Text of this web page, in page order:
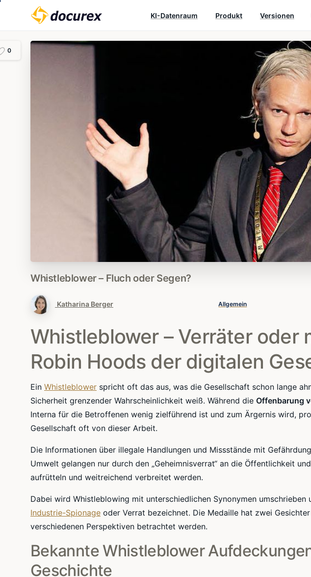
KI-Datenraum Produkt Versionen
Whistleblower– Fluch oder Segen?
Katharina Berger Allgemein
Whistleblower – Verräter oder
Robin Hoods der digitalen
Ein Whistleblower spricht oft das aus, was die Gesellschaft schon lange
Sicherheit grenzender Wahrscheinlichkeit weiß. Während die Offenbarung
Interna für die Betroffenen wenig zielführend ist und zum Ärgernis wird,
Gesellschaft oft von dieser Arbeit.
Die Informationen über illegale Handlungen und Missstände mit
Umwelt gelangen nur durch den „Geheimnisverrat“ an die Öffentlichkeit
aufrütteln und weitreichend verbreitet werden.
Dabei wird Whistleblowing mit unterschiedlichen Synonymen umschrieben
Industrie-Spionage oder Verrat bezeichnet. Die Medaille hat zwei
verschiedenen Perspektiven betrachtet werden.
Bekannte Whistleblower
Geschichte
0